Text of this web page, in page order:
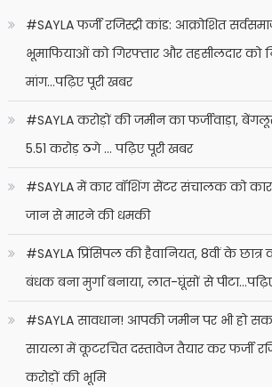
#SAYLA फर्जी रजिस्ट्री कांड: आक्रोशित
भूमाफियाओं को गिरफ्तार और तहसीलदार को
मांग…पढ़िए पूरी खबर
#SAYLA करोड़ों की जमीन का फर्जीवाड़ा,
5.51 करोड़ ठगे … पढ़िए पूरी खबर
#SAYLA में कार वॉशिंग सेंटर संचालक को
जान से मारने की धमकी
#SAYLA प्रिंसिपल की हैवानियत, 8वीं के
बंधक बना मुर्गा बनाया, लात-घूंसों से
#SAYLA सावधान! आपकी जमीन पर भी हो
सायला में कूटरचित दस्तावेज तैयार कर फर्जी
करोड़ों की भूमि